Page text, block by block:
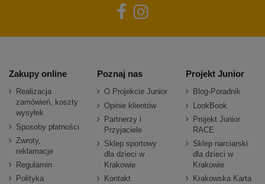
Zakupy online
Realizacja
zamówień, koszty
wysyłek
Sposoby płatności
Zwroty,
reklamacje
Regulamin
Polityka
Poznaj nas
O Projekcie Junior
Opinie klientów
Partnerzy i
Przyjaciele
Sklep sportowy
dla dzieci w
Krakowie
Kontakt
Projekt Junior
Blog-Poradnik
LookBook
Projekt Junior
RACE
Sklep narciarski
dla dzieci w
Krakowie
Krakowska Karta